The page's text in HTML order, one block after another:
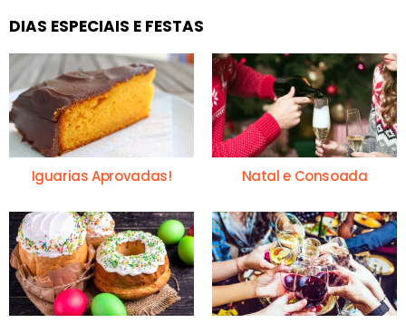
DIAS ESPECIAIS E FESTAS
Iguarias Aprovadas! Natal e Consoada